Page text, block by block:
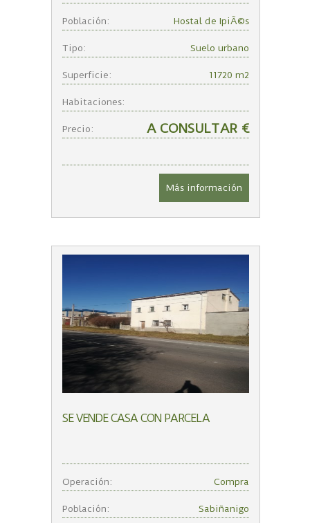
Población: Hostal de IpiÃ©s
Tipo: Suelo urbano
Superficie: 11720 m2
Habitaciones:
Precio: A CONSULTAR €
Más información
SE VENDE CASA CON PARCELA
Operación: Compra
Población: Sabiñanigo